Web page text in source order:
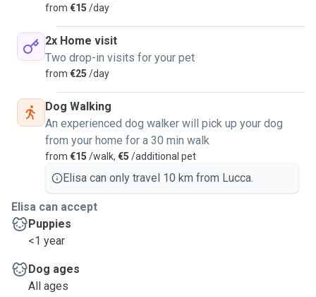
from €15 /day
2x Home visit
Two drop-in visits for your pet
from €25 /day
Dog Walking
An experienced dog walker will pick up your dog
from your home for a 30 min walk
from €15 /walk, €5 /additional pet
Elisa can only travel 10 km from Lucca.
Elisa can accept
Puppies
<1 year
Dog ages
All ages